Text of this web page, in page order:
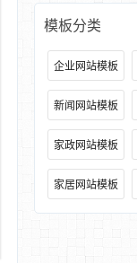
模板分类
企业网站模板
新闻网站模板
家政网站模板
家居网站模板